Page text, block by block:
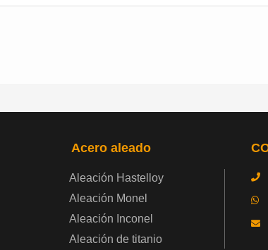
Acero aleado
Aleación Hastelloy
Aleación Monel
Aleación Inconel
Aleación de titanio